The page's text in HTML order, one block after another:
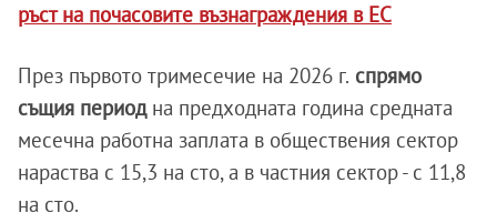
ръст на почасовите възнаграждения в ЕС
През първото тримесечие на 2026 г. спрямо
същия период на предходната година средната
месечна работна заплата в обществения сектор
нараства с 15,3 на сто, а в частния сектор - с 11,8
на сто.